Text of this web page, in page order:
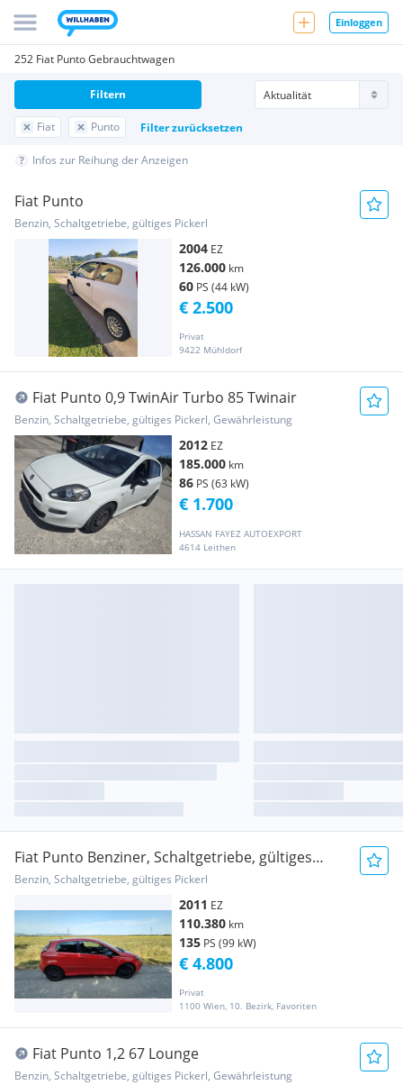
Einloggen
252 Fiat Punto Gebrauchtwagen
Fiat Punto Filter zurücksetzen
Filtern
Infos zur Reihung der Anzeigen
Fiat Punto
Benzin, Schaltgetriebe, gültiges Pickerl
2004 EZ
126.000 km
60 PS (44 kW)
Privat
9422 Mühldorf
€ 2.500
Fiat Punto 0,9 TwinAir Turbo 85 Twinair
Benzin, Schaltgetriebe, gültiges Pickerl, Gewährleistung
2012 EZ
185.000 km
86 PS (63 kW)
HASSAN FAYEZ AUTOEXPORT
4614 Leithen
€ 1.700
Fiat Punto Benziner, Schaltgetriebe, gültiges
Pickerl
Benzin, Schaltgetriebe, gültiges Pickerl
2011 EZ
110.380 km
135 PS (99 kW)
Privat
1100 Wien, 10. Bezirk, Favoriten
€ 4.800
Fiat Punto 1,2 67 Lounge
Benzin, Schaltgetriebe, gültiges Pickerl, Gewährleistung